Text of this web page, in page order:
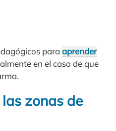
para aprender
en el caso de que
zonas de